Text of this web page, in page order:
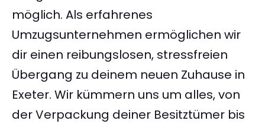
möglich. Als erfahrenes
Umzugsunternehmen ermöglichen wir
dir einen reibungslosen, stressfreien
Übergang zu deinem neuen Zuhause in
Exeter. Wir kümmern uns um alles, von
der Verpackung deiner Besitztümer bis